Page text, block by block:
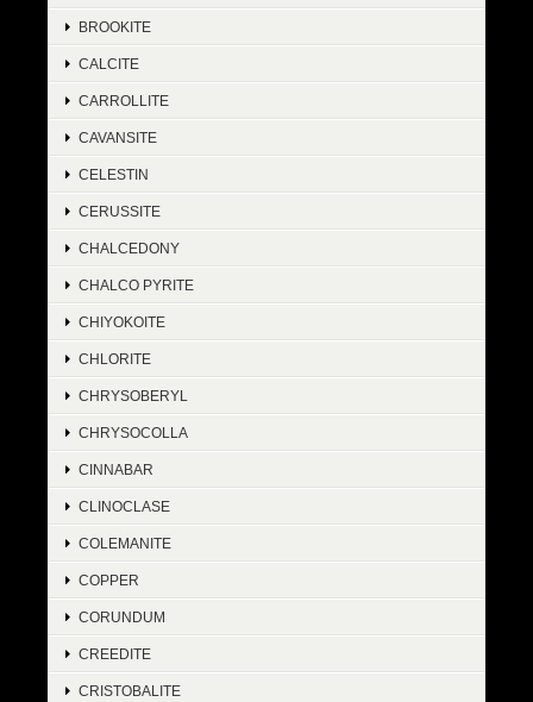
BROOKITE
CALCITE
CARROLLITE
CAVANSITE
CELESTIN
CERUSSITE
CHALCEDONY
CHALCO PYRITE
CHIYOKOITE
CHLORITE
CHRYSOBERYL
CHRYSOCOLLA
CINNABAR
CLINOCLASE
COLEMANITE
COPPER
CORUNDUM
CREEDITE
CRISTOBALITE